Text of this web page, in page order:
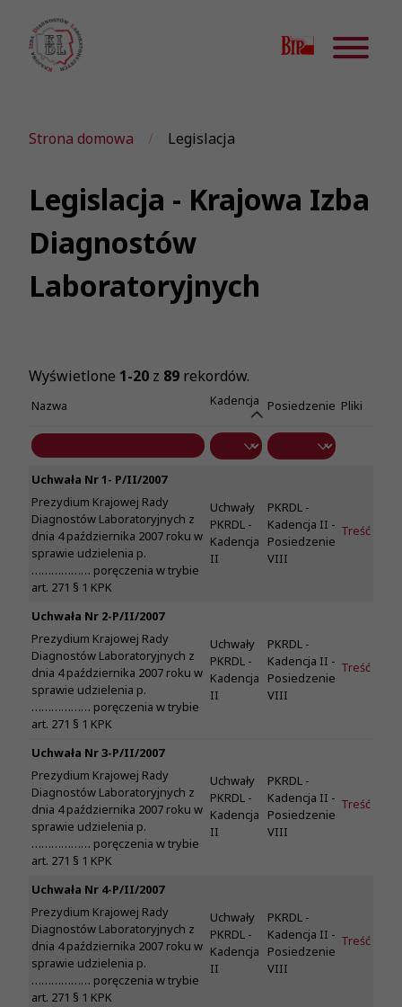
Strona domowa Legislacja
Legislacja - Krajowa Izba
Diagnostów
Laboratoryjnych
Wyświetlone 1-20 z 89 rekordów.
Nazwa Kadencja Posiedzenie Pliki
Uchwała Nr 1- P/II/2007
Prezydium Krajowej Rady
Diagnostów Laboratoryjnych z
dnia 4 października 2007 roku w
sprawie udzielenia p.
……………… poręczenia w trybie
art. 271 § 1 KPK
Uchwały
PKRDL -
Kadencja
II
PKRDL -
Kadencja II -
Posiedzenie
VIII
Treść
Uchwała Nr 2-P/II/2007
Prezydium Krajowej Rady
Diagnostów Laboratoryjnych z
dnia 4 października 2007 roku w
sprawie udzielenia p.
……………… poręczenia w trybie
art. 271 § 1 KPK
Uchwały
PKRDL -
Kadencja
II
PKRDL -
Kadencja II -
Posiedzenie
VIII
Treść
Uchwała Nr 3-P/II/2007
Prezydium Krajowej Rady
Diagnostów Laboratoryjnych z
dnia 4 października 2007 roku w
sprawie udzielenia p.
……………… poręczenia w trybie
art. 271 § 1 KPK
Uchwały
PKRDL -
Kadencja
II
PKRDL -
Kadencja II -
Posiedzenie
VIII
Treść
Uchwała Nr 4-P/II/2007
Prezydium Krajowej Rady
Diagnostów Laboratoryjnych z
dnia 4 października 2007 roku w
sprawie udzielenia p.
……………… poręczenia w trybie
art. 271 § 1 KPK
Uchwały
PKRDL -
Kadencja
II
PKRDL -
Kadencja II -
Posiedzenie
VIII
Treść